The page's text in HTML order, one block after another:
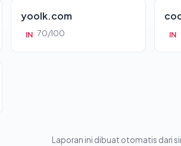
yoolk.com
IN 70/100 IN
Laporan ini dibuat otomatis dari